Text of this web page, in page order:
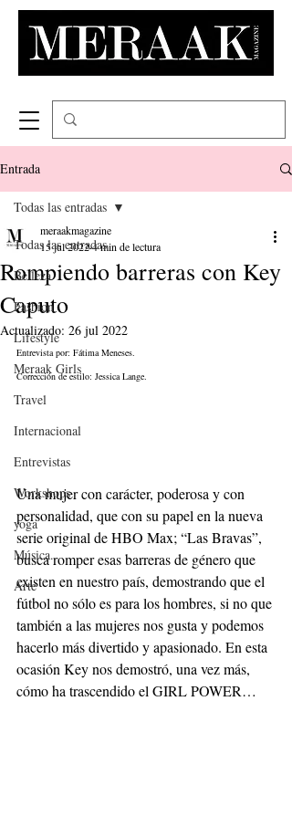
Entrada
Todas las entradas
Belleza
Fashion
Lifestyle
Meraak Girls
Travel
Internacional
Entrevistas
Workshops
yoga
Música.
Arte
Todas las entradas
Rompiendo barreras con Key
Caputo
meraakmagazine
15 jul 20224 min de lectura
Actualizado: 26 jul 2022
Entrevista por: Fátima Meneses.
Corrección de estilo: Jessica Lange.
Una mujer con carácter, poderosa y con
personalidad, que con su papel en la nueva
serie original de HBO Max; “Las Bravas”,
busca romper esas barreras de género que
existen en nuestro país, demostrando que el
fútbol no sólo es para los hombres, si no que
también a las mujeres nos gusta y podemos
hacerlo más divertido y apasionado. En esta
ocasión Key nos demostró, una vez más,
cómo ha trascendido el GIRL POWER…